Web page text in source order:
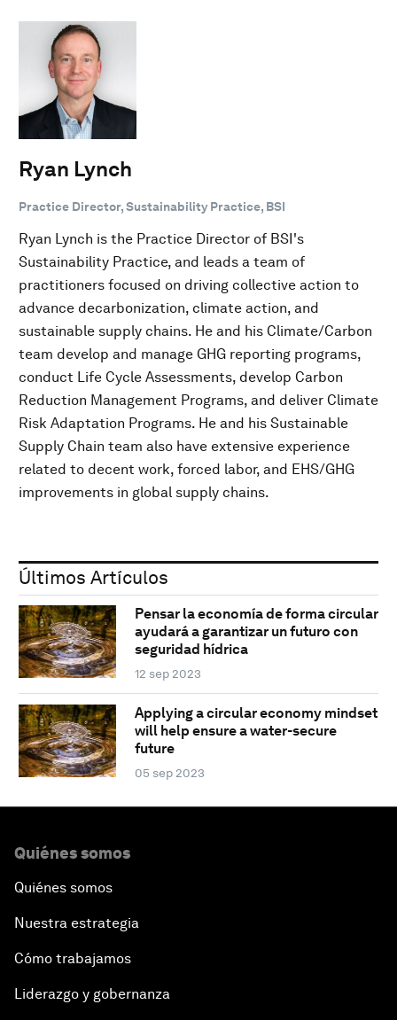
Ryan Lynch
Practice Director, Sustainability Practice, BSI
Ryan Lynch is the Practice Director of BSI's
Sustainability Practice, and leads a team of
practitioners focused on driving collective action to
advance decarbonization, climate action, and
sustainable supply chains. He and his Climate/Carbon
team develop and manage GHG reporting programs,
conduct Life Cycle Assessments, develop Carbon
Reduction Management Programs, and deliver Climate
Risk Adaptation Programs. He and his Sustainable
Supply Chain team also have extensive experience
related to decent work, forced labor, and EHS/GHG
improvements in global supply chains.
Últimos Artículos
Pensar la economía de forma circular
ayudará a garantizar un futuro con
seguridad hídrica
12 sep 2023
Applying a circular economy mindset
will help ensure a water-secure
future
05 sep 2023
Quiénes somos
Quiénes somos
Nuestra estrategia
Cómo trabajamos
Liderazgo y gobernanza